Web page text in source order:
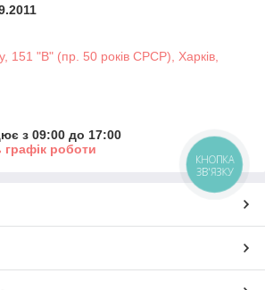
151 "В" (пр. 50 років СРСР), Харків,
з 09:00 до 17:00
графік роботи
КНОПКА
ЗВ'ЯЗКУ